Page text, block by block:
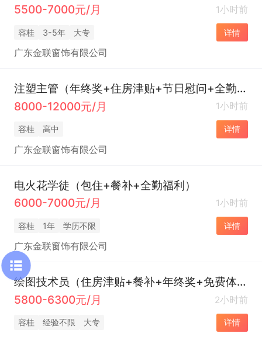
5500-7000元/月
1小时前
容桂 3-5年 大专 详情
广东金联窗饰有限公司
注塑主管（年终奖+住房津贴+节日慰问+全勤福利）
8000-12000元/月
1小时前
容桂 高中 详情
广东金联窗饰有限公司
电火花学徒（包住+餐补+全勤福利）
6000-7000元/月
1小时前
容桂 1年 学历不限 详情
广东金联窗饰有限公司
绘图技术员（住房津贴+餐补+年终奖+免费体检）
5800-6300元/月
2小时前
容桂 经验不限 大专 详情